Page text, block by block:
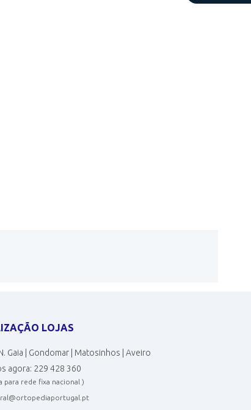
LOJAS
Gaia | Gondomar | Matosinhos | Aveiro
agora: 229 428 360
para rede fixa nacional )